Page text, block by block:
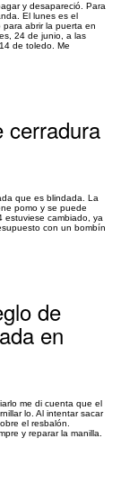
y desapareció. Para
El lunes es el
abrir la puerta en
24 de junio, a las
de toledo. Me
cerradura
que es blindada. La
pomo y se puede
estuviese cambiado, ya
con un bombín
de
en
me di cuenta que el
lo. Al intentar sacar
el resbalón.
y reparar la manilla.